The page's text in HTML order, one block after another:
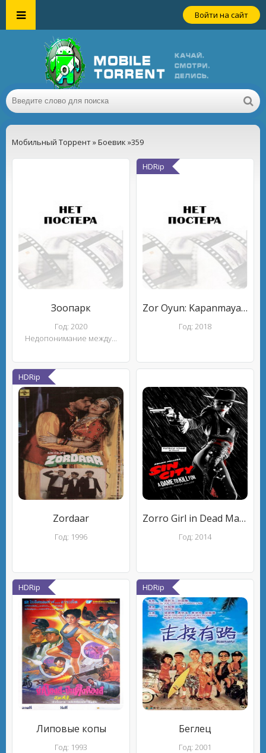
Войти на сайт
Мобильный Торрент»Боевик »359
Зоопарк
Год: 2020
Недопонимание между...
HDRip
Zor Oyun: Kapanmayan Hesap
Год: 2018
HDRip
Zordaar
Год: 1996
Zorro Girl in Dead Man's Alley
Год: 2014
HDRip
Липовые копы
Год: 1993
HDRip
Беглец
Год: 2001